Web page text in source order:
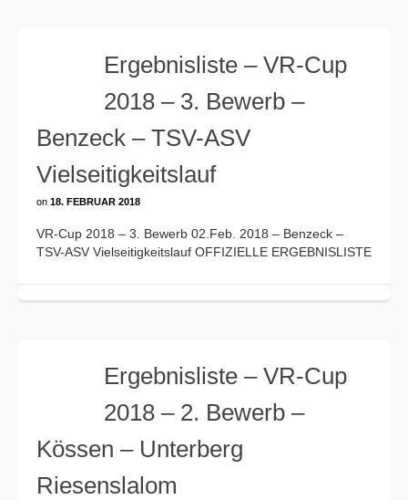
Ergebnisliste – VR-Cup
2018 – 3. Bewerb –
Benzeck – TSV-ASV
Vielseitigkeitslauf
on 18. FEBRUAR 2018
VR-Cup 2018 – 3. Bewerb 02.Feb. 2018 – Benzeck –
TSV-ASV Vielseitigkeitslauf OFFIZIELLE ERGEBNISLISTE
Ergebnisliste – VR-Cup
2018 – 2. Bewerb –
Kössen – Unterberg
Riesenslalom